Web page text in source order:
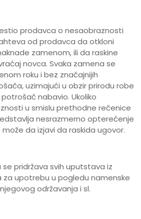
prodavca o nesaobraznosti
od prodavca da otkloni
zamenom, ili da raskine
novca. Svaka zamena se
roku i bez značajnijih
uzimajući u obzir prirodu robe
nabavio. Ukoliko
u smislu prethodne rečenice
nesrazmerno opterećenje
da izjavi da raskida ugovor.
pridržava svih uputstava iz
upotrebu u pogledu namenske
održavanja i sl.